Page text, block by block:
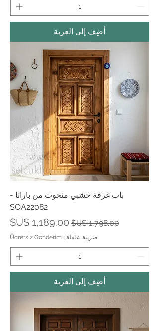
أضِف إلى العربة
باب غرفة خشبي منحوت من باراتا -
SOA22082
سعر عادي سعر البيع
ضريبة شاملة |
Ücretsiz Gönderim
أضِف إلى العربة